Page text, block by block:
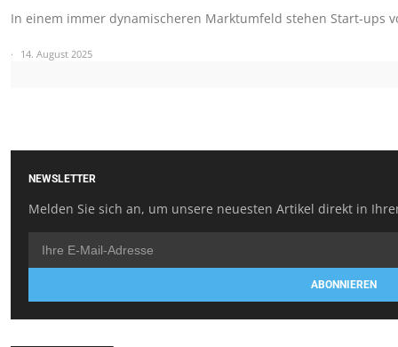
In einem immer dynamischeren Marktumfeld stehen Start-ups
14. August 2025
NEWSLETTER
Melden Sie sich an, um unsere neuesten Artikel direkt in
ABONNIEREN